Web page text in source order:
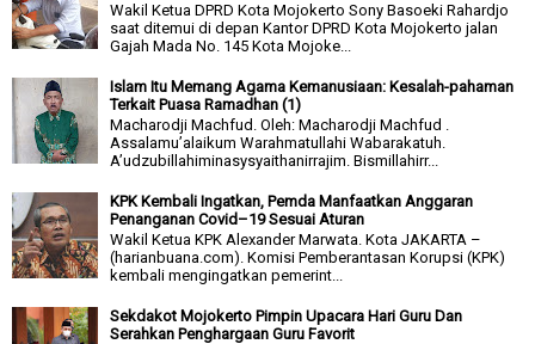
Wakil Ketua DPRD Kota Mojokerto Sony Basoeki Rahardjo
saat ditemui di depan Kantor DPRD Kota Mojokerto jalan
Gajah Mada No. 145 Kota Mojoke...
Islam Itu Memang Agama Kemanusiaan: Kesalah-pahaman
Terkait Puasa Ramadhan (1)
Macharodji Machfud. Oleh: Macharodji Machfud .
Assalamu’alaikum Warahmatullahi Wabarakatuh.
A’udzubillahiminasysyaithanirrajim. Bismillahirr...
KPK Kembali Ingatkan, Pemda Manfaatkan Anggaran
Penanganan Covid–19 Sesuai Aturan
Wakil Ketua KPK Alexander Marwata. Kota JAKARTA –
(harianbuana.com). Komisi Pemberantasan Korupsi (KPK)
kembali mengingatkan pemerint...
Sekdakot Mojokerto Pimpin Upacara Hari Guru Dan
Serahkan Penghargaan Guru Favorit